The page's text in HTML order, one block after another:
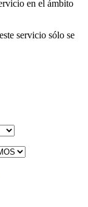
en el ámbito
servicio sólo se